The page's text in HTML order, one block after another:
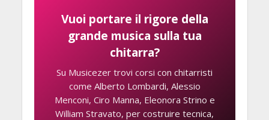
Vuoi portare il rigore della
grande musica sulla tua
chitarra?
Su Musicezer trovi corsi con chitarristi
come Alberto Lombardi, Alessio
Menconi, Ciro Manna, Eleonora Strino e
William Stravato, per costruire tecnica,